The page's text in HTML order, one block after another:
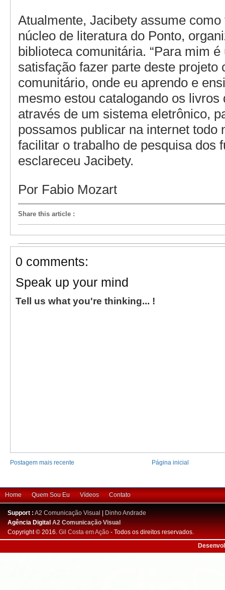
Atualmente, Jacibety assume
núcleo de literatura do Ponto,
biblioteca comunitária. “Para mim
satisfação fazer parte deste projeto
comunitário, onde eu aprendo e
mesmo estou catalogando os livros
através de um sistema eletrônico,
possamos publicar na internet todo
facilitar o trabalho de pesquisa dos
esclareceu Jacibety.
Por Fabio Mozart
Share this article :
0 comments:
Speak up your mind
Tell us what you're thinking... !
Postagem mais recente Página inicial
Home Quem Sou Eu Vídeos Contato
Support : A2 Comunicação Visual
Dinho Andrade
Agência DigitalA2 Comunicação Visual
Copyright © 2016. Gil Costa em Ação - Todos os direitos reservados.